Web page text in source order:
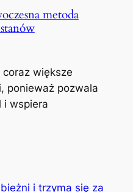
metoda
coraz większe
ponieważ pozwala
i wspiera